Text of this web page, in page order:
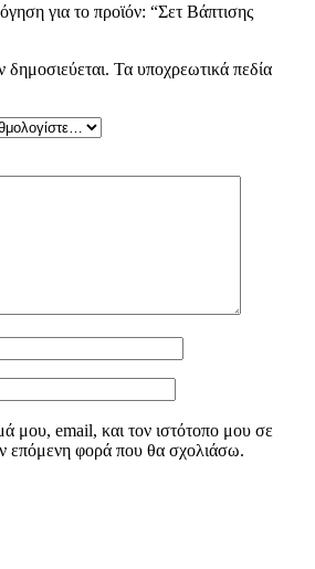
για το προϊόν: “Σετ Βάπτισης
Τα υποχρεωτικά πεδία
μου, email, και τον ιστότοπο μου σε
επόμενη φορά που θα σχολιάσω.